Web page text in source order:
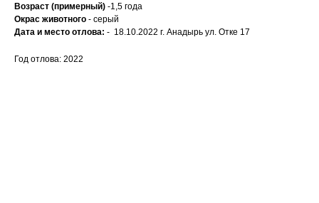
Возраст (примерный) -1,5 года
Окрас животного - серый
Дата и место отлова: - 18.10.2022 г. Анадырь ул. Отке 17
Год отлова: 2022